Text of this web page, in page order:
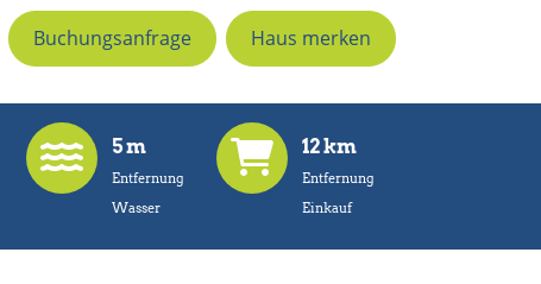
Buchungsanfrage Haus merken
5 m
Entfernung
Wasser
12 km
Entfernung
Einkauf